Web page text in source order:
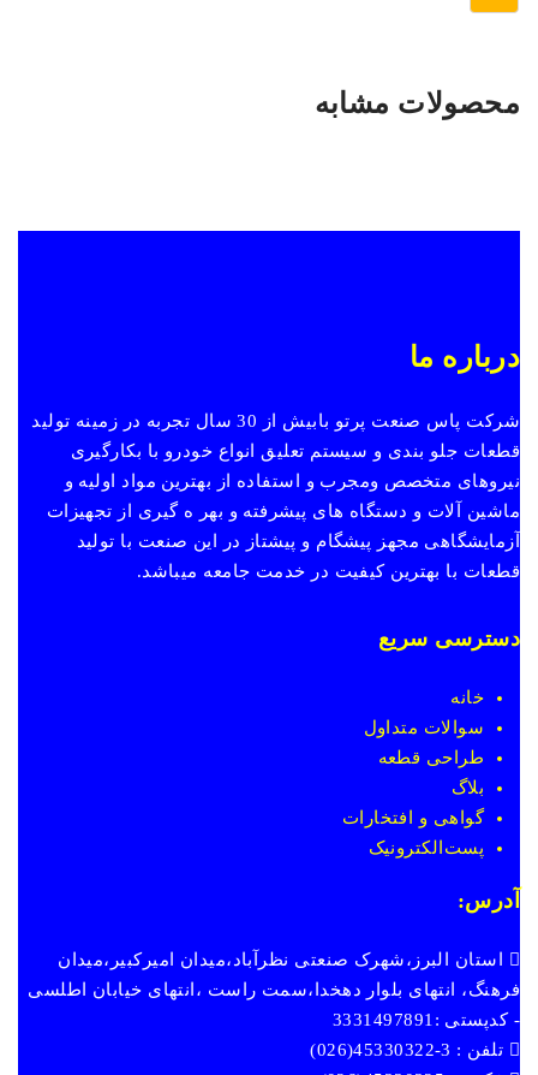
محصولات مشابه
درباره ما
شرکت پاس صنعت پرتو بابیش از 30 سال تجربه در زمینه تولید
قطعات جلو بندی و سیستم تعلیق انواع خودرو با بکارگیری
نیروهای متخصص ومجرب و استفاده از بهترین مواد اولیه و
ماشین آلات و دستگاه های پیشرفته و بهر ه گیری از تجهیزات
آزمایشگاهی مجهز پیشگام و پیشتاز در این صنعت با تولید
قطعات با بهترین کیفیت در خدمت جامعه میباشد.
دسترسی سریع
خانه
سوالات متداول
طراحی قطعه
بلاگ
گواهی و افتخارات
پست الکترونیک
آدرس:
استان البرز،شهرک صنعتی نظرآباد،میدان امیرکبیر،میدان
فرهنگ، انتهای بلوار دهخدا،سمت راست ،انتهای خیابان اطلسی
- کدپستی :3331497891
تلفن : 3-45330322(026)